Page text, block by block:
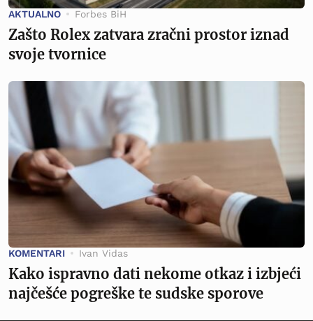
AKTUALNO Forbes BiH
Zašto Rolex zatvara zračni prostor iznad
svoje tvornice
KOMENTARI Ivan Vidas
Kako ispravno dati nekome otkaz i izbjeći
najčešće pogreške te sudske sporove